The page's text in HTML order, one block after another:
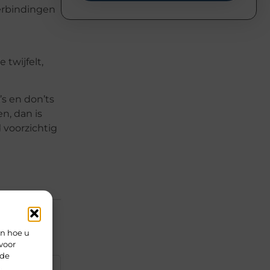
hoe u
twijfelt,
en don’ts
dan is
voorzichtig